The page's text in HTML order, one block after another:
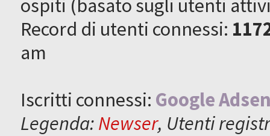
ospiti (basato sugli utenti
Record di utenti connessi:
am
Iscritti connessi: Google
Legenda:Newser, Utenti